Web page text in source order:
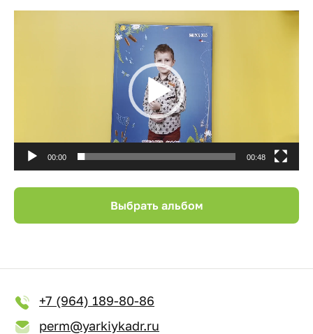
00:00 00:48
Выбрать альбом
+7 (964) 189-80-86
perm@yarkiykadr.ru